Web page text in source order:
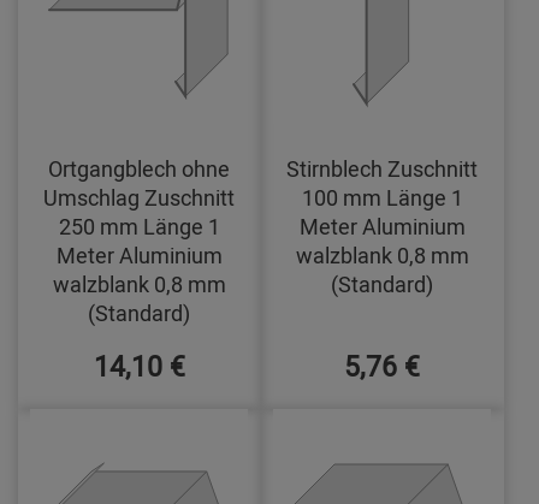
Ortgangblech ohne
Umschlag Zuschnitt
250 mm Länge 1
Meter Aluminium
walzblank 0,8 mm
(Standard)
14,10 €
Stirnblech Zuschnitt
100 mm Länge 1
Meter Aluminium
walzblank 0,8 mm
(Standard)
5,76 €